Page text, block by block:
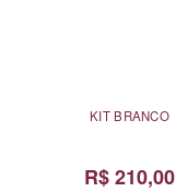
KIT BRANCO
R$ 210,00